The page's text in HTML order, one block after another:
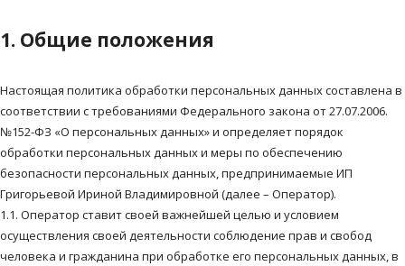
1. Общие положения
Настоящая политика обработки персональных данных составлена в
соответствии с требованиями Федерального закона от 27.07.2006.
№152-ФЗ «О персональных данных» и определяет порядок
обработки персональных данных и меры по обеспечению
безопасности персональных данных, предпринимаемые ИП
Григорьевой Ириной Владимировной (далее – Оператор).
1.1. Оператор ставит своей важнейшей целью и условием
осуществления своей деятельности соблюдение прав и свобод
человека и гражданина при обработке его персональных данных, в